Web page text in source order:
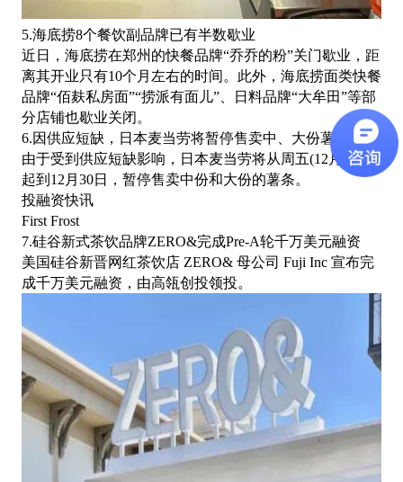
5.海底捞8个餐饮副品牌已有半数歇业
近日，海底捞在郑州的快餐品牌“乔乔的粉”关门歇业，距
离其开业只有10个月左右的时间。此外，海底捞面类快餐
品牌“佰麸私房面”“捞派有面儿”、日料品牌“大牟田”等部
分店铺也歇业关闭。
6.因供应短缺，日本麦当劳将暂停售卖中、大份薯条
由于受到供应短缺影响，日本麦当劳将从周五(12月24日)
起到12月30日，暂停售卖中份和大份的薯条。
投融资快讯
First Frost
7.硅谷新式茶饮品牌ZERO&完成Pre-A轮千万美元融资
美国硅谷新晋网红茶饮店ZERO& 母公司 Fuji Inc 宣布完
成千万美元融资，由高瓴创投领投。